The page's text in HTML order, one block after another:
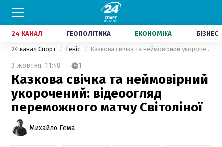
24 КАНАЛ ГЕОПОЛІТИКА ЕКОНОМІКА БІЗНЕС
24 канал Спорт Теніс Казкова свічка та неймовірний укорочений: відеоогляд переможного матчу Світоліної
3 жовтня, 11:48 1
Казкова свічка та неймовірний
укорочений: відеоогляд
переможного матчу Світоліної
Михайло Гема